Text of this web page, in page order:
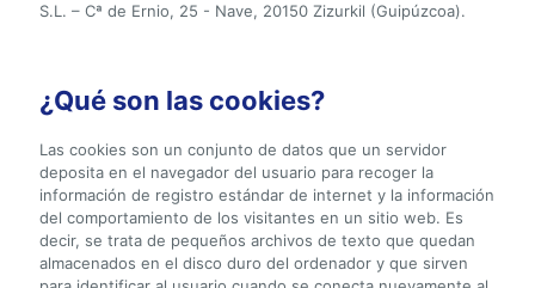
S.L. – Cª de Ernio, 25 - Nave, 20150 Zizurkil (Guipúzcoa).
¿Qué son las cookies?
Las cookies son un conjunto de datos que un servidor
deposita en el navegador del usuario para recoger la
información de registro estándar de internet y la información
del comportamiento de los visitantes en un sitio web. Es
decir, se trata de pequeños archivos de texto que quedan
almacenados en el disco duro del ordenador y que sirven